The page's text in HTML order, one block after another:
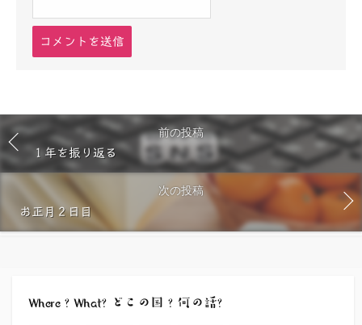
る
前の投稿
１年を振り返る
次の投稿
お正月２日目
Where ? What? どこの国 ? 何の話?